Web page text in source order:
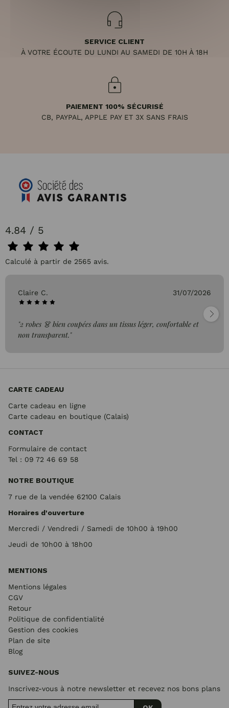
SERVICE CLIENT
À VOTRE ÉCOUTE DU LUNDI AU SAMEDI DE 10H À 18H
PAIEMENT 100% SÉCURISÉ
CB, PAYPAL, APPLE PAY ET 3X SANS FRAIS
4.84 / 5
Calculé à partir de 2565 avis.
Claire C. 31/07/2026
"2 robes 👗 bien coupées dans un tissus léger, confortable et
non transparent."
CARTE CADEAU
Carte cadeau en ligne
Carte cadeau en boutique (Calais)
CONTACT
Formulaire de contact
Tel : 09 72 46 69 58
NOTRE BOUTIQUE
7 rue de la vendée 62100 Calais
Horaires d'ouverture
Mercredi / Vendredi / Samedi de 10h00 à 19h00
Jeudi de 10h00 à 18h00
MENTIONS
Mentions légales
CGV
Retour
Politique de confidentialité
Gestion des cookies
Plan de site
Blog
SUIVEZ-NOUS
Inscrivez-vous à notre newsletter et recevez nos bons plans